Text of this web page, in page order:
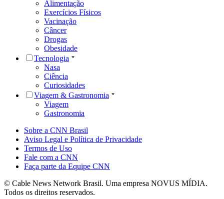
Alimentação
Exercícios Físicos
Vacinação
Câncer
Drogas
Obesidade
Tecnologia
Nasa
Ciência
Curiosidades
Viagem & Gastronomia
Viagem
Gastronomia
Sobre a CNN Brasil
Aviso Legal e Política de Privacidade
Termos de Uso
Fale com a CNN
Faça parte da Equipe CNN
© Cable News Network Brasil. Uma empresa NOVUS MÍDIA.
Todos os direitos reservados.